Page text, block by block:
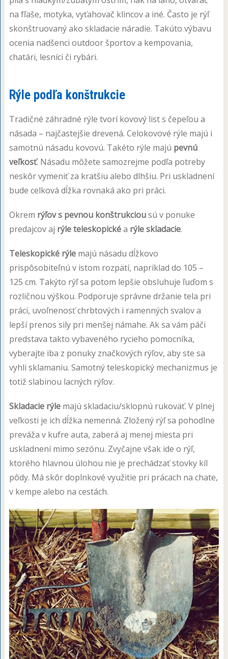
na fľaše, motyka, vyťahovač klincov a iné. Často je rýľ
skonštruovaný ako skladacie náradie. Takúto výbavu
ocenia nadšenci outdoor športov a kempovania,
chatári, lesníci či rybári.
Rýle podľa konštrukcie
Tradičné záhradné rýle tvorí kovový list s čepeľou a
násada – najčastejšie drevená. Celokovové rýle majú i
samotnú násadu kovovú. Takéto rýle majú pevnú
veľkosť. Násadu môžete samozrejme podľa potreby
neskôr vymeniť za kratšiu alebo dlhšiu. Pri uskladnení
bude celková dĺžka rovnaká ako pri práci.
Okrem rýľov s pevnou konštrukciousú v ponuke
predajcov aj rýle teleskopickéa rýle skladacie.
Teleskopické rýlemajú násadu dĺžkovo
prispôsobiteľnú v istom rozpätí, napríklad do 105 –
125 cm. Takýto rýľ sa potom lepšie obsluhuje ľuďom s
rozličnou výškou. Podporuje správne držanie tela pri
práci, uvoľnenosť chrbtových i ramenných svalov a
lepší prenos sily pri menšej námahe. Ak sa vám páči
predstava takto vybaveného rycieho pomocníka,
vyberajte iba z ponuky značkových rýľov, aby ste sa
vyhli sklamaniu. Samotný teleskopický mechanizmus je
totiž slabinou lacných rýľov.
Skladacie rýlemajú skladaciu/sklopnú rukoväť. V plnej
veľkosti je ich dĺžka nemenná. Zložený rýľ sa pohodlne
preváža v kufre auta, zaberá aj menej miesta pri
uskladnení mimo sezónu. Zvyčajne však ide o rýľ,
ktorého hlavnou úlohou nie je prechádzať stovky kíl
pôdy. Má skôr doplnkové využitie pri prácach na chate,
v kempe alebo na cestách.